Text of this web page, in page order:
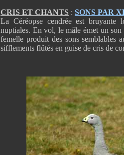
CRIS ET CHANTS : SONS PAR
La Céréopse cendrée est bruyante
nuptiales. En vol, le mâle émet un
femelle produit des sons semblables
sifflements flûtés en guise de cris de